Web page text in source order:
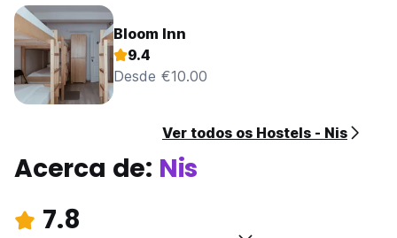
Bloom Inn
9.4
Desde €10.00
Ver todos os Hostels - Nis
Acerca de: Nis
7.8